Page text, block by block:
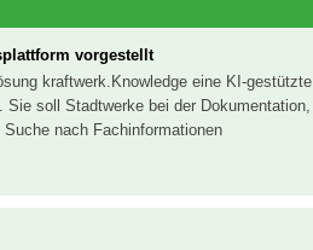
vorgestellt
kraftwerk.Knowledge eine KI-gestützte
soll Stadtwerke bei der Dokumentation,
nach Fachinformationen